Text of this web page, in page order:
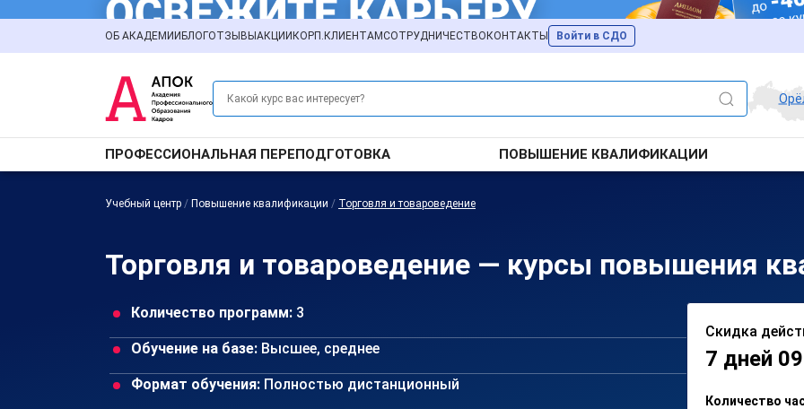
ОБ АКАДЕМИИ БЛОГОТЗЫВЫ АКЦИИ КОРП.КЛИЕНТАМСОТРУДНИЧЕСТВО КОНТАКТЫ Войти в СДО
ПРОФЕССИОНАЛЬНАЯ ПЕРЕПОДГОТОВКА ПОВЫШЕНИЕ КВАЛИФИКАЦИИ
Учебный центр / Повышение квалификации / Торговля и товароведение
Торговля и товароведение — курсы повышения
Количество программ: 3
Обучение на базе: Высшее, среднее
Формат обучения: Полностью дистанционный
Скидка
7 дней
Количество